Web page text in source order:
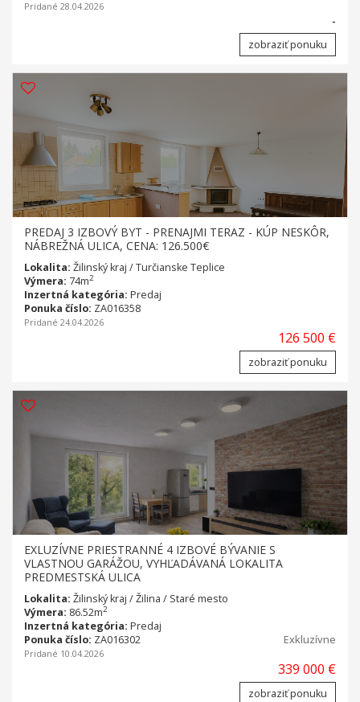
Pridané 28.04.2026
-
zobraziť ponuku
PREDAJ 3 IZBOVÝ BYT - PRENAJMI TERAZ - KÚP NESKÔR,
NÁBREŽNÁ ULICA, CENA: 126.500€
Lokalita: Žilinský kraj / Turčianske Teplice
Výmera: 74m2
Inzertná kategória: Predaj
Ponuka číslo: ZA016358
Pridané 24.04.2026
126 500 €
zobraziť ponuku
EXLUZÍVNE PRIESTRANNÉ 4 IZBOVÉ BÝVANIE S
VLASTNOU GARÁŽOU, VYHĽADÁVANÁ LOKALITA
PREDMESTSKÁ ULICA
Lokalita: Žilinský kraj / Žilina / Staré mesto
Výmera: 86.52m2
Inzertná kategória: Predaj
Ponuka číslo: ZA016302 Exkluzívne
Pridané 10.04.2026
339 000 €
zobraziť ponuku